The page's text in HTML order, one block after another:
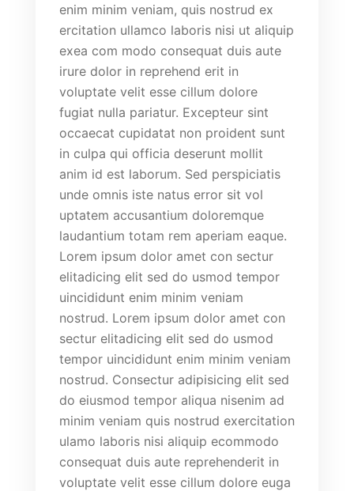
enim minim veniam, quis nostrud ex
ercitation ullamco laboris nisi ut aliquip
exea com modo consequat duis aute
irure dolor in reprehend erit in
voluptate velit esse cillum dolore
fugiat nulla pariatur. Excepteur sint
occaecat cupidatat non proident sunt
in culpa qui officia deserunt mollit
anim id est laborum. Sed perspiciatis
unde omnis iste natus error sit vol
uptatem accusantium doloremque
laudantium totam rem aperiam eaque.
Lorem ipsum dolor amet con sectur
elitadicing elit sed do usmod tempor
uincididunt enim minim veniam
nostrud. Lorem ipsum dolor amet con
sectur elitadicing elit sed do usmod
tempor uincididunt enim minim veniam
nostrud. Consectur adipisicing elit sed
do eiusmod tempor aliqua nisenim ad
minim veniam quis nostrud exercitation
ulamo laboris nisi aliquip ecommodo
consequat duis aute reprehenderit in
voluptate velit esse cillum dolore euga